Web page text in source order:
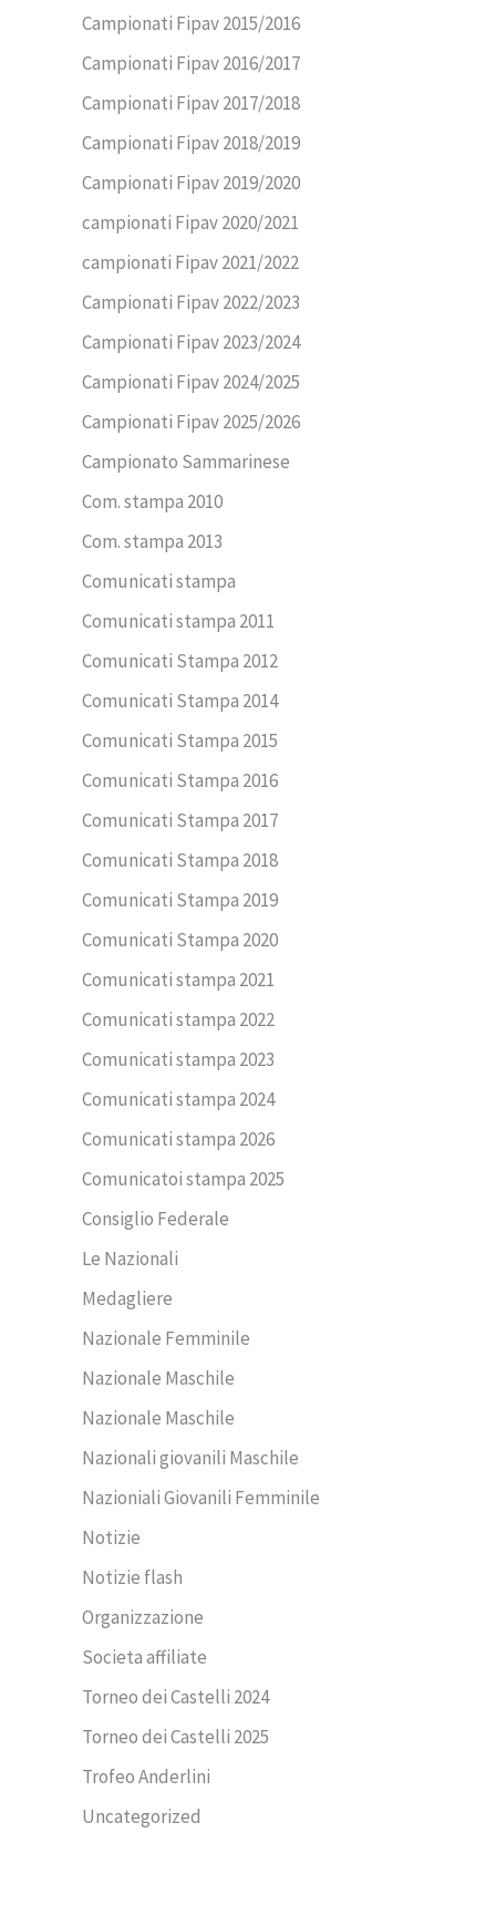
Campionati Fipav 2015/2016
Campionati Fipav 2016/2017
Campionati Fipav 2017/2018
Campionati Fipav 2018/2019
Campionati Fipav 2019/2020
campionati Fipav 2020/2021
campionati Fipav 2021/2022
Campionati Fipav 2022/2023
Campionati Fipav 2023/2024
Campionati Fipav 2024/2025
Campionati Fipav 2025/2026
Campionato Sammarinese
Com. stampa 2010
Com. stampa 2013
Comunicati stampa
Comunicati stampa 2011
Comunicati Stampa 2012
Comunicati Stampa 2014
Comunicati Stampa 2015
Comunicati Stampa 2016
Comunicati Stampa 2017
Comunicati Stampa 2018
Comunicati Stampa 2019
Comunicati Stampa 2020
Comunicati stampa 2021
Comunicati stampa 2022
Comunicati stampa 2023
Comunicati stampa 2024
Comunicati stampa 2026
Comunicatoi stampa 2025
Consiglio Federale
Le Nazionali
Medagliere
Nazionale Femminile
Nazionale Maschile
Nazionale Maschile
Nazionali giovanili Maschile
Nazioniali Giovanili Femminile
Notizie
Notizie flash
Organizzazione
Societa affiliate
Torneo dei Castelli 2024
Torneo dei Castelli 2025
Trofeo Anderlini
Uncategorized